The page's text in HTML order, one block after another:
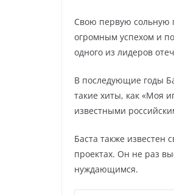
Свою первую сольную
огромным успехом и
одного из лидеров
В последующие годы
такие хиты, как «Моя
известными
Баста также известен
проектах. Он не раз
нуждающимся.